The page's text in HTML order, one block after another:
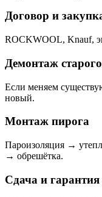
Договор и
ROCKWOOL, Knauf,
Демонтаж
Если меняем
новый.
Монтаж пирога
Пароизоляция →
→ обрешётка.
Сдача и гарантия